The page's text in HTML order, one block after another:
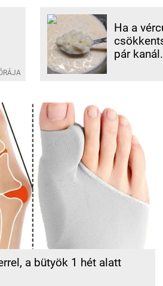
Ha a
pár
a bütyök 1 hét alatt